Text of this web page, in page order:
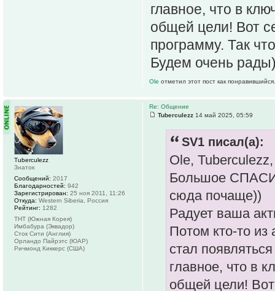
главное, что в
общей цели! Вот
программу. Так
Будем очень
Ole отметил этот пост как понравившийся.
Re: Общение
Tuberculezz 14 май 2025, 05:59
SV1 писал(а):
Ole,
Большое
сюда почаще))
Радует ваша
Потом кто-то
стал
главное, что в
общей цели!
Tuberculezz
Знаток
Сообщений: 2017
Благодарностей: 942
Зарегистрирован: 25 ноя 2011, 11:26
Откуда: Western Siberia, Россия
Рейтинг: 1282
ТНТ (Южная Корея)
Имбабура (Эквадор)
Сток Сити (Англия)
Орландо Пайрэтс (ЮАР)
Ричмонд Киккерс (США)